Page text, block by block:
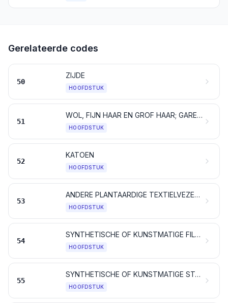
Gerelateerde codes
50
ZIJDE
HOOFDSTUK
51
WOL, FIJN HAAR EN GROF HAAR; GARENS EN WEEFSELS VAN PAARDENHAAR (CRIN)
HOOFDSTUK
52
KATOEN
HOOFDSTUK
53
ANDERE PLANTAARDIGE TEXTIELVEZELS; PAPIERGARENS EN WEEFSELS DAARVAN
HOOFDSTUK
54
SYNTHETISCHE OF KUNSTMATIGE FILAMENTEN; strippen en artikelen van dergelijke vorm, van synthetische of van kunstmatige textielstoffen
HOOFDSTUK
55
SYNTHETISCHE OF KUNSTMATIGE STAPELVEZELS
HOOFDSTUK